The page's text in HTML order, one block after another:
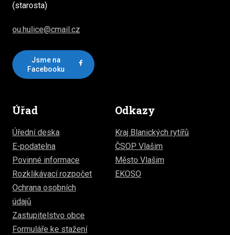
(starosta)
ou.hulice@cmail.cz
Jsme na
Facebooku
Úřad
Úřední deska
E-podatelna
Povinné informace
Rozklikávací rozpočet
Ochrana osobních
údajů
Zastupitelstvo obce
Formuláře ke stažení
Odkazy
Kraj Blanických rytířů
ČSOP Vlašim
Město Vlašim
EKOSO